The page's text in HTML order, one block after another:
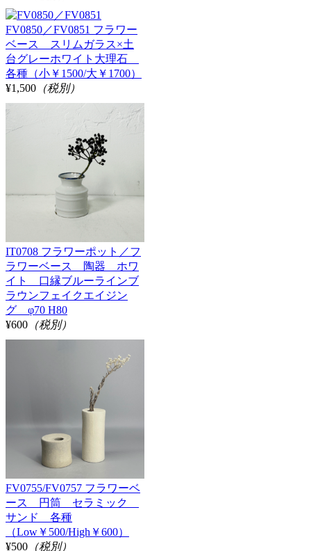
FV0850／FV0851 フラワー
ベース スリムガラス×土
台グレーホワイト大理石
各種（小￥1500/大￥1700）
¥1,500 （税別）
IT0708 フラワーポット／フ
ラワーベース 陶器 ホワ
イト 口縁ブルーラインブ
ラウンフェイクエイジン
グ φ70 H80
¥600 （税別）
FV0755/FV0757 フラワーベ
ース 円筒 セラミック
サンド 各種
（Low￥500/High￥600）
¥500 （税別）